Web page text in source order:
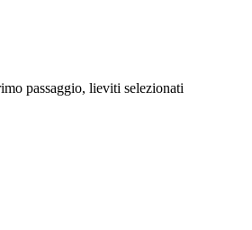
passaggio, lieviti selezionati